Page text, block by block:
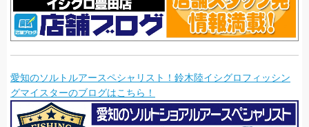
愛知のソルトルアースペシャリスト！鈴木陸イシグロフィッシン
グマイスターのブログはこちら！